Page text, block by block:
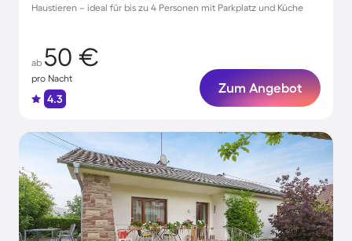
Haustieren – ideal für bis zu 4 Personen mit Parkplatz und Küche
ab 50 €
pro Nacht
4.3
Zum Angebot